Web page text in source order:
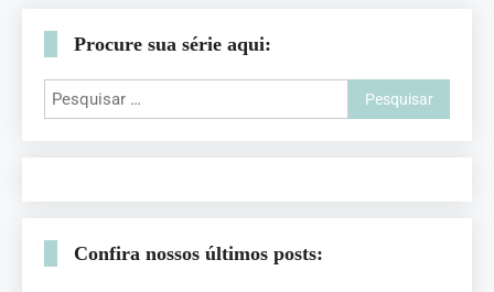
Procure sua série aqui:
Confira nossos últimos posts: